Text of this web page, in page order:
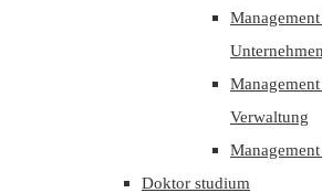
Unternehmen
Verwaltung
Doktor studium